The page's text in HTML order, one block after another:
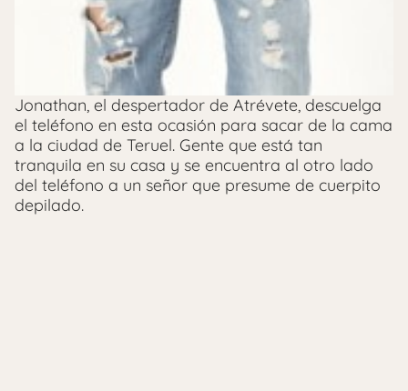
Jonathan, el despertador de Atrévete, descuelga
el teléfono en esta ocasión para sacar de la cama
a la ciudad de Teruel. Gente que está tan
tranquila en su casa y se encuentra al otro lado
del teléfono a un señor que presume de cuerpito
depilado.